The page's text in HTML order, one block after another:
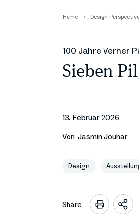
Home Design
100 Jahre Verner
Sieben
13. Februar 2026
Von Jasmin Jouhar
Design
Share